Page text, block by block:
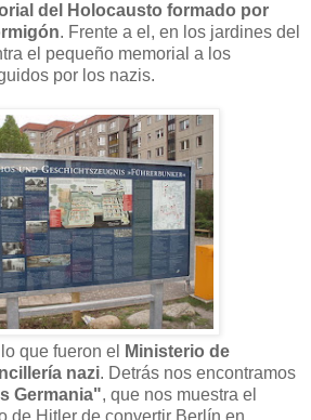
del Holocausto formado por
. Frente a el, en los jardines del
el pequeño memorial a los
por los nazis.
que fueron el
Ministerio de
nazi. Detrás nos encontramos
Germania", que nos muestra el